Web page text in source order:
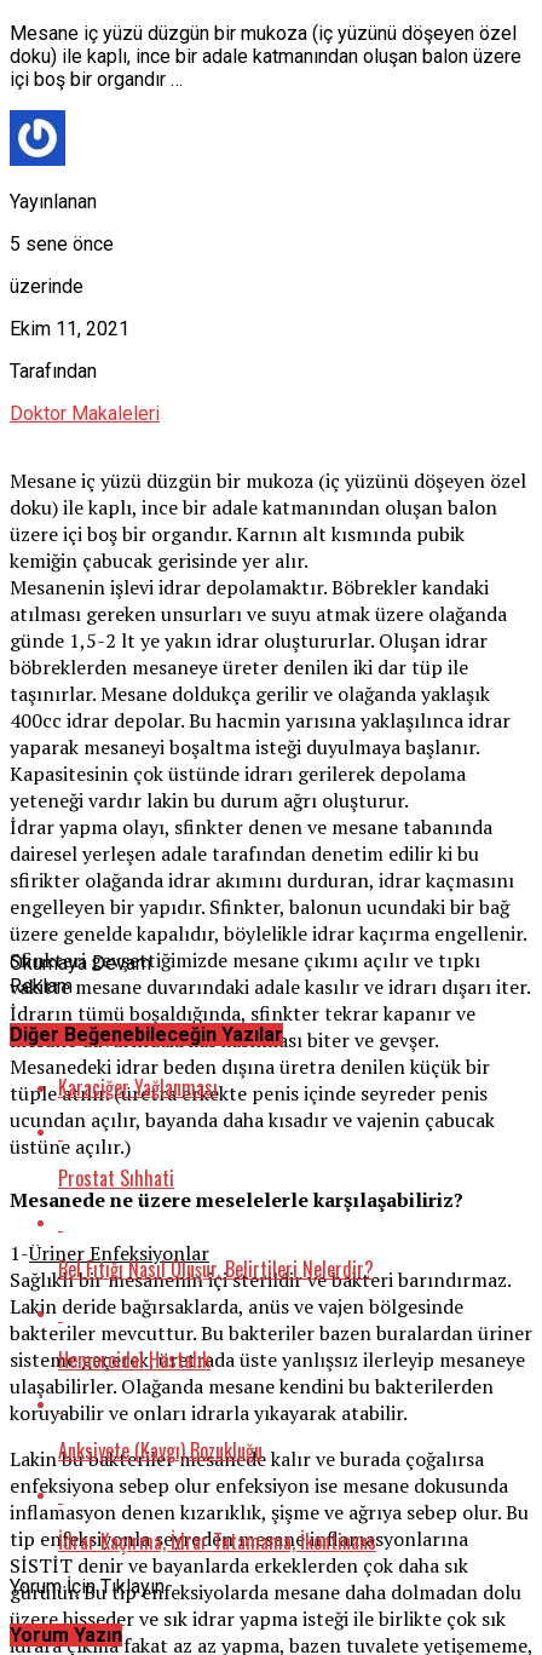
Mesane iç yüzü düzgün bir mukoza (iç yüzünü döşeyen özel
doku) ile kaplı, ince bir adale katmanından oluşan balon üzere
içi boş bir organdır …
Yayınlanan
5 sene önce
üzerinde
Ekim 11, 2021
Tarafından
Doktor Makaleleri
Mesane iç yüzü düzgün bir mukoza (iç yüzünü döşeyen özel
doku) ile kaplı, ince bir adale katmanından oluşan balon
üzere içi boş bir organdır. Karnın alt kısmında pubik
kemiğin çabucak gerisinde yer alır.
Mesanenin işlevi idrar depolamaktır. Böbrekler kandaki
atılması gereken unsurları ve suyu atmak üzere olağanda
günde 1,5-2 lt ye yakın idrar oluştururlar. Oluşan idrar
böbreklerden mesaneye üreter denilen iki dar tüp ile
taşınırlar. Mesane doldukça gerilir ve olağanda yaklaşık
400cc idrar depolar. Bu hacmin yarısına yaklaşılınca idrar
yaparak mesaneyi boşaltma isteği duyulmaya başlanır.
Kapasitesinin çok üstünde idrarı gerilerek depolama
yeteneği vardır lakin bu durum ağrı oluşturur.
İdrar yapma olayı, sfinkter denen ve mesane tabanında
dairesel yerleşen adale tarafından denetim edilir ki bu
sfirikter olağanda idrar akımını durduran, idrar kaçmasını
engelleyen bir yapıdır. Sfinkter, balonun ucundaki bir bağ
üzere genelde kapalıdır, böylelikle idrar kaçırma engellenir.
Sfinkteri gevşettiğimizde mesane çıkımı açılır ve tıpkı
vakitte mesane duvarındaki adale kasılır ve idrarı dışarı iter.
İdrarın tümü boşaldığında, sfinkter tekrar kapanır ve
mesane duvarındaki kas kasılması biter ve gevşer.
Mesanedeki idrar beden dışına üretra denilen küçük bir
tüple atılır. (üretra erkekte penis içinde seyreder penis
ucundan açılır, bayanda daha kısadır ve vajenin çabucak
üstüne açılır.)
Mesanede ne üzere meselelerle karşılaşabiliriz?
1-Üriner Enfeksiyonlar
Sağlıklı bir mesanenin içi sterildir ve bakteri barındırmaz.
Lakin deride bağırsaklarda, anüs ve vajen bölgesinde
bakteriler mevcuttur. Bu bakteriler bazen buralardan üriner
sisteme geçerek, üretrada üste yanlışsız ilerleyip mesaneye
ulaşabilirler. Olağanda mesane kendini bu bakterilerden
koruyabilir ve onları idrarla yıkayarak atabilir.
Lakin bu bakteriler mesanede kalır ve burada çoğalırsa
enfeksiyona sebep olur enfeksiyon ise mesane dokusunda
inflamasyon denen kızarıklık, şişme ve ağrıya sebep olur. Bu
tip enfeksiyonla seyreden mesane inflamasyonlarına
SİSTİT denir ve bayanlarda erkeklerden çok daha sık
gürülür. Bu tip enfeksiyolarda mesane daha dolmadan dolu
üzere hisseder ve sık idrar yapma isteği ile birlikte çok sık
idrara çıkma fakat az az yapma, bazen tuvalete yetişememe,
Okumaya Devam
Reklam
Diğer Beğenebileceğin Yazılar
Karaciğer Yağlanması
Prostat Sıhhati
Bel Fıtığı Nasıl Oluşur, Belirtileri Nelerdir?
Hemoroidal Hastalık
Anksiyete (Kaygı) Bozukluğu
İdrar Kaçırma, İdrar Tutamama, İkontinans
Yorum İçin Tıklayın
Yorum Yazın